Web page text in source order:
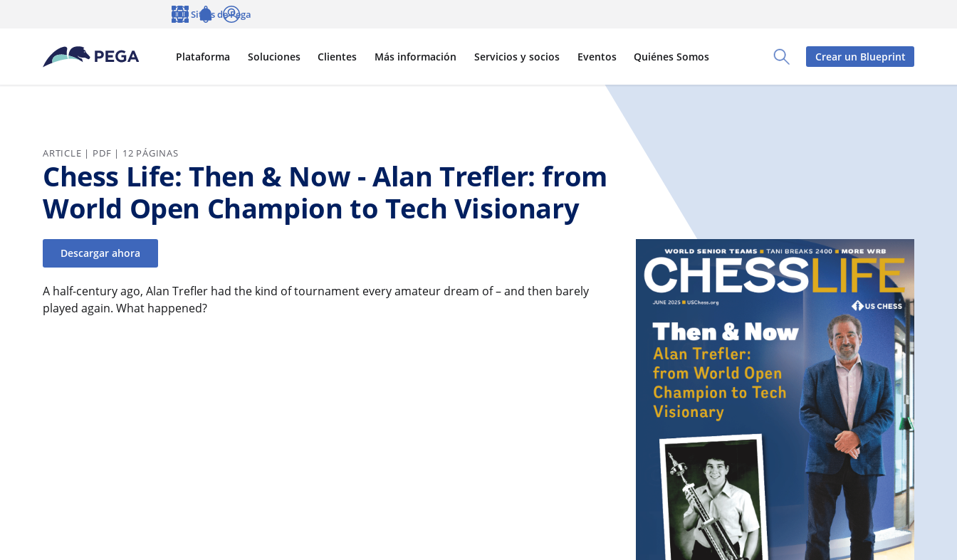
Toggle Search Panel
Plataforma Soluciones Clientes Más información Servicios y socios Eventos Quiénes Somos
Sitios de Pega
Crear un Blueprint
ARTICLE | PDF | 12 PÁGINAS
Chess Life: Then & Now - Alan Trefler: from
World Open Champion to Tech Visionary
Descargar ahora
A half-century ago, Alan Trefler had the kind of tournament every amateur dream of – and then barely
played again. What happened?